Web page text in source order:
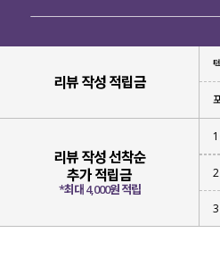
리뷰 작성 적립금
리뷰 작성 선착순
추가 적립금
*최대 4,000원 적립